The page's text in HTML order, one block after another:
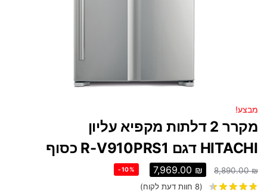
מבצע!
מקרר 2 דלתות מקפיא עליון
HITACHI דגם R-V910PRS1 כסוף
8,890.00₪
7,969.00 ₪
-10%
(
8 חוות דעת לקוח)